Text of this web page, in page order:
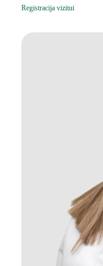
Registracija vizitui